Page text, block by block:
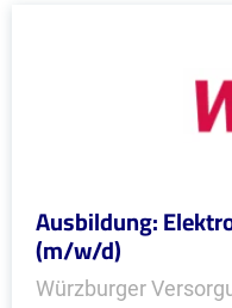
Ausbildung:
(m/w/d)
Würzburger